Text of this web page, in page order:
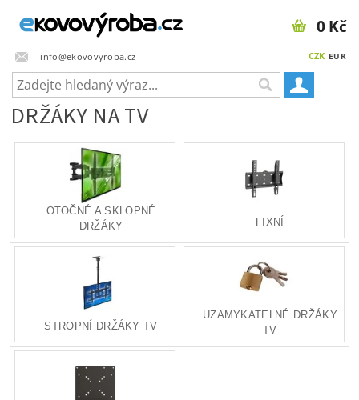
info@ekovovyroba.cz CZK EUR
0 Kč
DRŽÁKY NA TV
OTOČNÉ A SKLOPNÉ
DRŽÁKY
FIXNÍ
STROPNÍ DRŽÁKY TV
UZAMYKATELNÉ DRŽÁKY
TV